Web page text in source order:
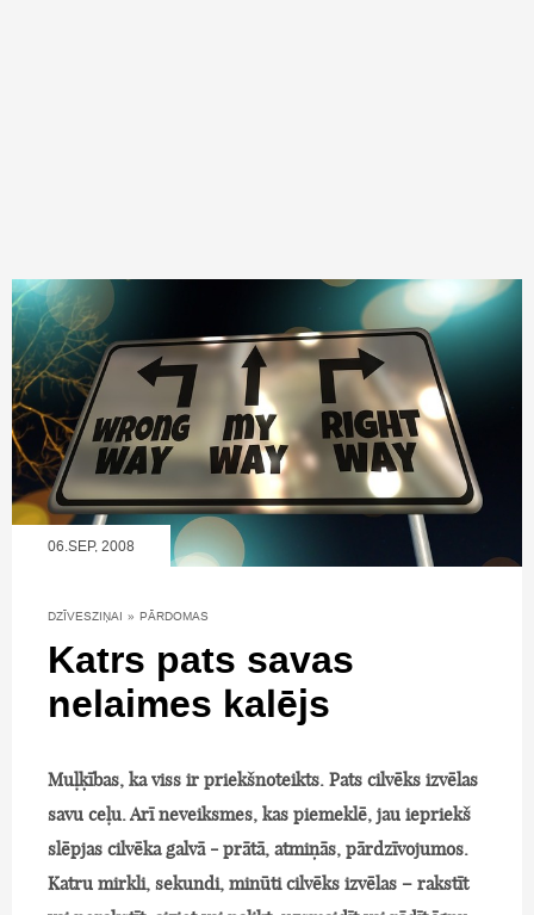
06.SEP, 2008
DZĪVESZIŅAI » PĀRDOMAS
Katrs pats savas
nelaimes kalējs
Muļķības, ka viss ir priekšnoteikts. Pats cilvēks izvēlas
savu ceļu. Arī neveiksmes, kas piemeklē, jau iepriekš
slēpjas cilvēka galvā - prātā, atmiņās, pārdzīvojumos.
Katru mirkli, sekundi, minūti cilvēks izvēlas – rakstīt